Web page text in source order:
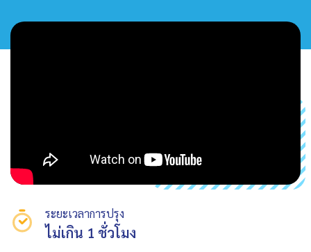
ระยะเวลาการปรุง
ไม่เกิน 1 ชั่วโมง